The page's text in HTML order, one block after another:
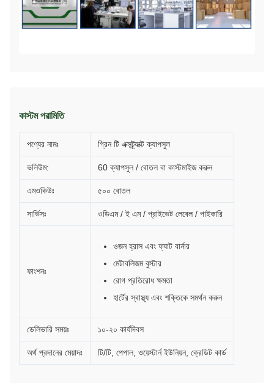
কাস্টম পরামিতি
পণ্যের নামঃ গ্রিন টি এক্সট্র্যাক্ট ক্যাপসুল
ভলিউম: 60 ক্যাপসুল / বোতল বা কাস্টমাইজ করুন
এমওকিউঃ ৫০০ বোতল
সার্ভিসঃ ওডিএম / ই এম / প্রাইভেট লেবেল / পাইকারি
ফাংশনঃ
ওজন হ্রাস এবং ফ্যাট বার্নার
মেটাবলিজম বুস্টার
রোগ প্রতিরোধ ক্ষমতা
হার্টের স্বাস্থ্য এবং শক্তিকে সমর্থন করুন
ডেলিভারি সময়ঃ ১০-২০ কার্যদিবস
অর্থ প্রদানের মেয়াদঃ টি/টি, পেপাল, ওয়েস্টার্ন ইউনিয়ন, ক্রেডিট কার্ড